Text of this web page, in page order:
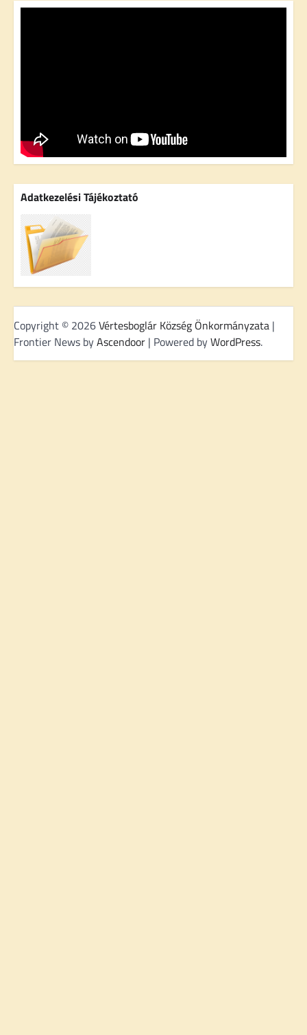
Adatkezelési Tájékoztató
Copyright © 2026Vértesboglár Község Önkormányzata |
Frontier News byAscendoor | Powered byWordPress.